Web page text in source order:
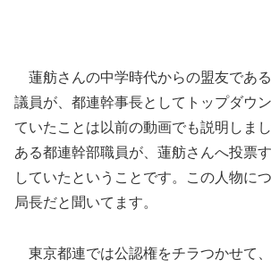
蓮舫さんの中学時代からの盟友であ
議員が、都連幹事長としてトップダウ
ていたことは以前の動画でも説明しま
ある都連幹部職員が、蓮舫さんへ投票
していたということです。この人物に
局長だと聞いてます。
東京都連では公認権をチラつかせて